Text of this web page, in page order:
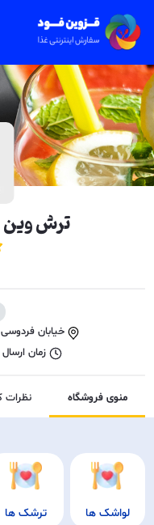
ترش
خیابان
زمان
منوی فروشگاه نظرات
لواشک ها ترشک ها